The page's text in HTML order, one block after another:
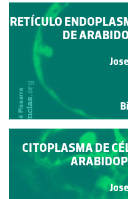
RETÍCULO
DE
CITOPLASMA DE